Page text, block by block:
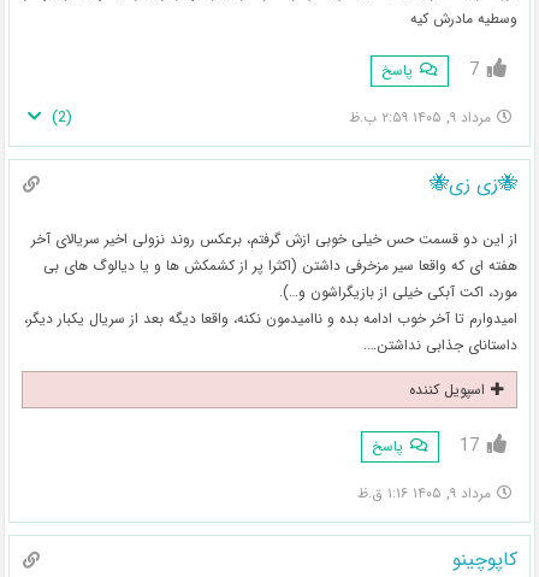
وسطیه مادرش کیه
7 پاسخ
مرداد ۹, ۱۴۰۵ ۲:۵۹ ب.ظ (
2
)
🐝زی زی🐝
از این دو قسمت حس خیلی خوبی ازش گرفتم، برعکس روند نزولی اخیر سریالای آخر
هفته ای که واقعا سیر مزخرفی داشتن (اکثرا پر از کشمکش ها و یا دیالوگ های بی
مورد، اکت آبکی خیلی از بازیگراشون و…).
امیدوارم تا آخر خوب ادامه بده و ناامیدمون نکنه، واقعا دیگه بعد از سریال یکبار دیگر،
داستانای جذابی نداشتن….
اسپویل کننده
17 پاسخ
مرداد ۹, ۱۴۰۵ ۱:۱۶ ق.ظ
کاپوچینو